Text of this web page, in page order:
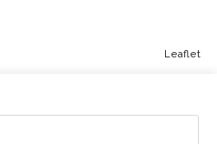
Leaflet